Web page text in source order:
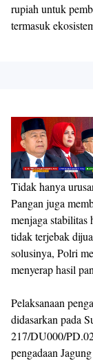
rupiah untuk
termasuk
Tidak hanya
Pangan juga
menjaga stabilitas
tidak terjebak
solusinya, Polri
menyerap hasil
Pelaksanaan
didasarkan pada
217/DU000/
pengadaan